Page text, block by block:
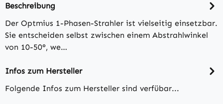
Beschreibung
Der Optmius 1-Phasen-Strahler ist vielseitig einsetzbar.
Sie entscheiden selbst zwischen einem Abstrahlwinkel
von 10-50°, we…
Infos zum Hersteller
Folgende Infos zum Hersteller sind verfübar...